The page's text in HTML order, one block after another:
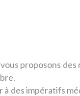
proposons
des impératifs